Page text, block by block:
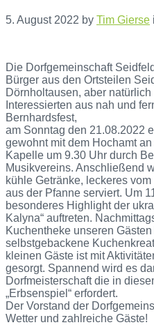
5. August 2022 by Tim Gierse
Die Dorfgemeinschaft
Bürger aus den Ortsteilen
Dörnholtausen, aber
Interessierten aus nah und
Bernhardsfest,
am Sonntag den 21.08.2022
gewohnt mit dem Hochamt
Kapelle um 9.30 Uhr durch
Musikvereins. Anschließend
kühle Getränke, leckeres
aus der Pfanne serviert. Um
besonderes Highlight der
Kalyna“ auftreten.
Kuchentheke unseren
selbstgebackene
kleinen Gäste ist mit
gesorgt. Spannend wird es
Dorfmeisterschaft die in
„Erbsenspiel“ erfordert.
Der Vorstand der
Wetter und zahlreiche Gäste!